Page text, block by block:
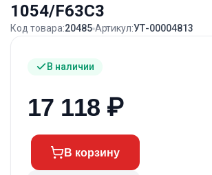
1054/F63C3
Код товара:20485 Артикул:УТ-00004813
В наличии
17 118 ₽
В корзину